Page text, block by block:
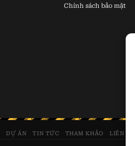
Chính sách bảo mật
DỰ ÁN TIN TỨC THAM KHẢO LIÊN HỆ